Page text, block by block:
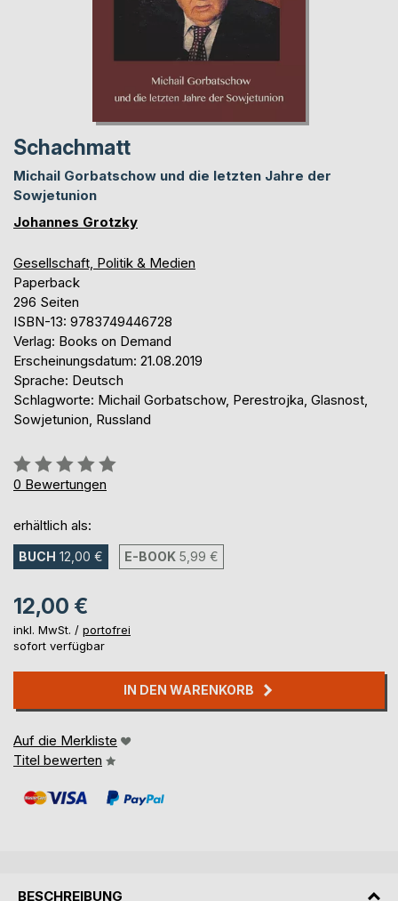
Schachmatt
Michail Gorbatschow und die letzten Jahre der
Sowjetunion
Johannes Grotzky
Gesellschaft, Politik & Medien
Paperback
296 Seiten
ISBN-13: 9783749446728
Verlag: Books on Demand
Erscheinungsdatum: 21.08.2019
Sprache: Deutsch
Schlagworte: Michail Gorbatschow, Perestrojka, Glasnost,
Sowjetunion, Russland
Bewertung::
0%
0 Bewertungen
erhältlich als:
BUCH 12,00 € E-BOOK 5,99 €
12,00 €
inkl. MwSt. / portofrei
sofort verfügbar
IN DEN WARENKORB
Auf die Merkliste
Titel bewerten
BESCHREIBUNG